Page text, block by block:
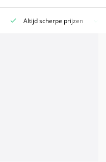
Altijd scherpe prijzen